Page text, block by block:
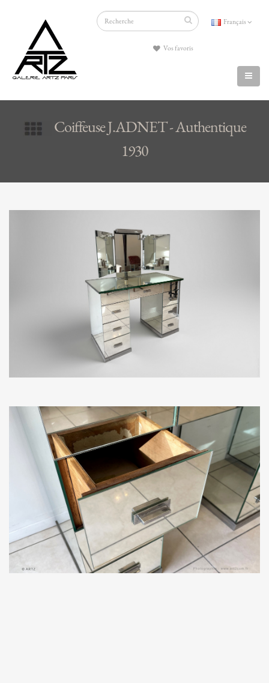
Français
Vos favoris
Coiffeuse J.ADNET - Authentique
1930